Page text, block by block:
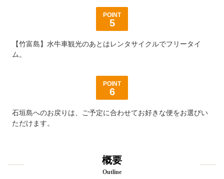
POINT
5
【竹富島】水牛車観光のあとはレンタサイクルでフリータイ
ム。
POINT
6
石垣島へのお戻りは、ご予定に合わせてお好きな便をお選びい
ただけます。
概要
Outline